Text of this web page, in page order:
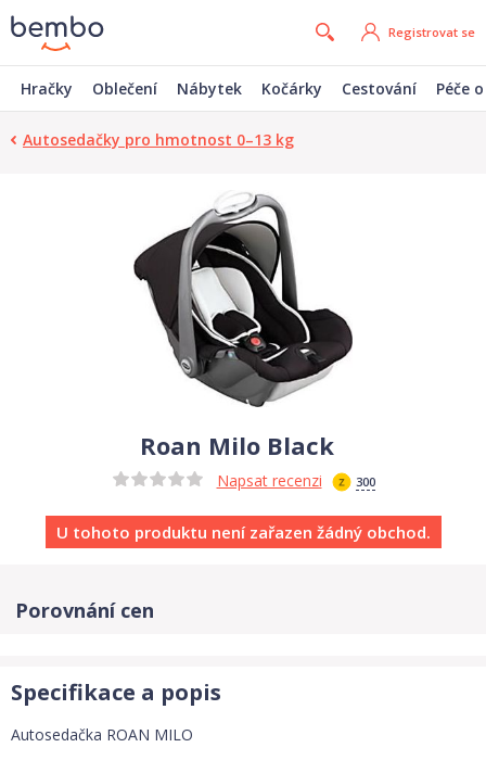
Registrovat se
Hračky Oblečení Nábytek Kočárky Cestování Péče
Autosedačky pro hmotnost 0–13 kg
Roan Milo Black
Napsat recenzi 300
U tohoto produktu není zařazen žádný obchod.
Porovnání cen
Specifikace a popis
Autosedačka ROAN MILO